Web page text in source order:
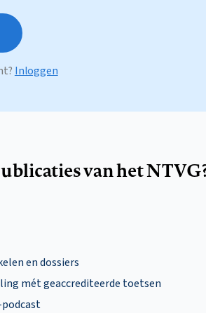
Inloggen
van het
en dossiers
mét geaccrediteerde toetsen